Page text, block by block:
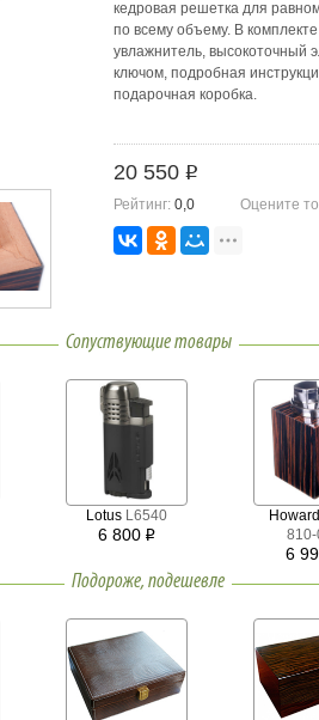
кедровая решетка для
по всему объему. В
увлажнитель, высокоточный
ключом, подробная
подарочная коробка.
20 550 i
Рейтинг: 0,0 Оцените
Сопуствующие товары
Lotus L6540
6 800 i
810-
6
Подороже, подешевле